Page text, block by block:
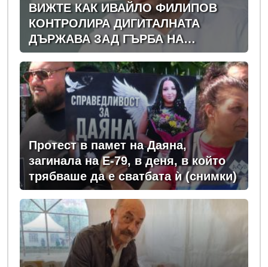
ВИЖТЕ КАК ИВАЙЛО ФИЛИПОВ
КОНТРОЛИРА ДИГИТАЛНАТА
ДЪРЖАВА ЗАД ГЪРБА НА
ПРАВИТЕЛСТВОТО?
(РАЗСЛЕДВАНЕ)
Протест в памет на Даяна,
загинала на Е-79, в деня, в който
трябваше да е сватбата ѝ (снимки)